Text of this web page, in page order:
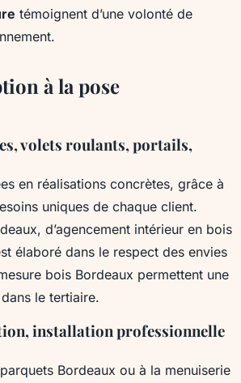
témoignent d’une volonté de
à la pose
volets roulants, portails,
en réalisations concrètes, grâce à
uniques de chaque client.
d’agencement intérieur en bois
élaboré dans le respect des envies
bois Bordeaux permettent une
le tertiaire.
installation professionnelle
Bordeaux ou à la menuiserie